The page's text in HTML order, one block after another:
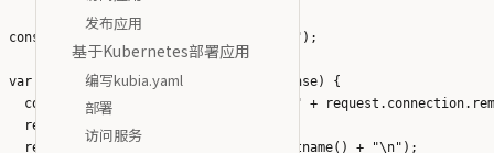
发布应用
基于Kubernetes部署应用
编写kubia.yaml
部署
访问服务
console.log("Kubia server starting...");
var handler = function(request, response) {
console.log("Received request from " +
  response.writeHead(200);
  response.end("You've hit " + os.hostname() + "\n");